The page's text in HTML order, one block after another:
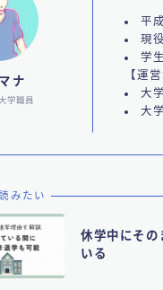
ナ
学職員
平
現
学
【運
大
大
みたい
休学中にその
いる